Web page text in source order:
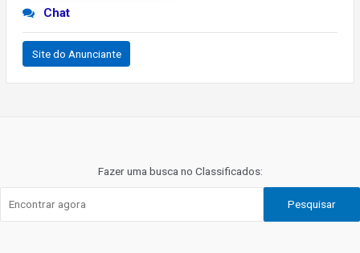
Chat
Site do Anunciante
Fazer uma busca no Classificados:
Pesquisar